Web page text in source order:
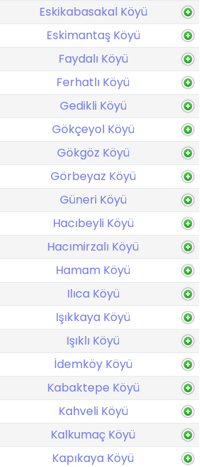
Eskikabasakal Köyü
Eskimantaş Köyü
Faydalı Köyü
Ferhatlı Köyü
Gedikli Köyü
Gökçeyol Köyü
Gökgöz Köyü
Görbeyaz Köyü
Güneri Köyü
Hacıbeyli Köyü
Hacımirzalı Köyü
Hamam Köyü
Ilıca Köyü
Işıkkaya Köyü
Işıklı Köyü
İdemköy Köyü
Kabaktepe Köyü
Kahveli Köyü
Kalkumaç Köyü
Kapıkaya Köyü